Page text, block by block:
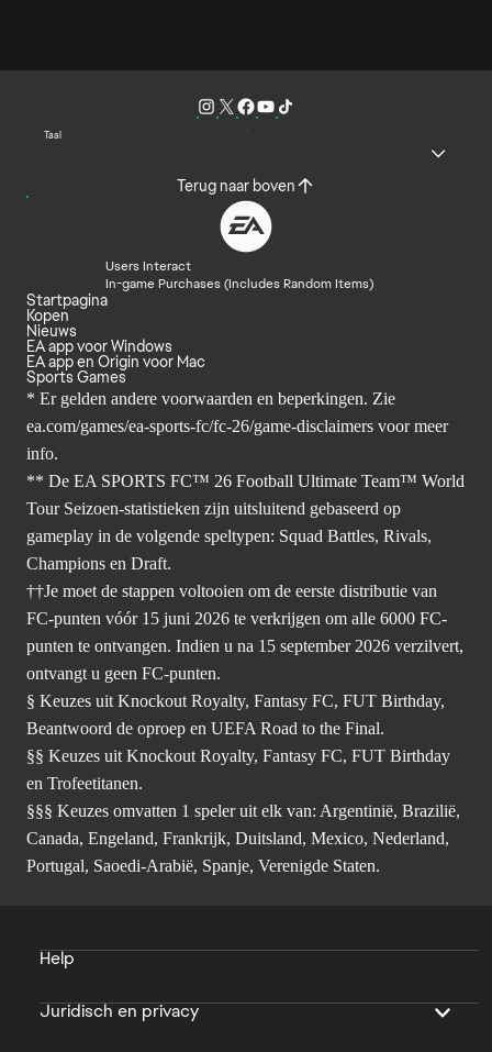
Taal
Terug naar boven
Users Interact
In-game Purchases (Includes Random Items)
Startpagina
Kopen
Nieuws
EA app voor Windows
EA app en Origin voor Mac
Sports Games
* Er gelden andere voorwaarden en beperkingen. Zie
ea.com/games/ea-sports-fc/fc-26/game-disclaimers voor meer
info.
** De EA SPORTS FC™ 26 Football Ultimate Team™ World
Tour Seizoen-statistieken zijn uitsluitend gebaseerd op
gameplay in de volgende speltypen: Squad Battles, Rivals,
Champions en Draft.
††Je moet de stappen voltooien om de eerste distributie van
FC-punten vóór 15 juni 2026 te verkrijgen om alle 6000 FC-
punten te ontvangen. Indien u na 15 september 2026 verzilvert,
ontvangt u geen FC-punten.
§ Keuzes uit Knockout Royalty, Fantasy FC, FUT Birthday,
Beantwoord de oproep en UEFA Road to the Final.
§§ Keuzes uit Knockout Royalty, Fantasy FC, FUT Birthday
en Trofeetitanen.
§§§ Keuzes omvatten 1 speler uit elk van: Argentinië, Brazilië,
Canada, Engeland, Frankrijk, Duitsland, Mexico, Nederland,
Portugal, Saoedi-Arabië, Spanje, Verenigde Staten.
Help
Juridisch en privacy